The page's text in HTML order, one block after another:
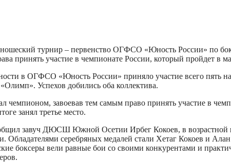
турнир – первенство ОГФСО «Юность России» по
принять участие в чемпионате России, который пройдет в
в ОГФСО «Юность России» приняло участие всего
Успехов добились оба коллектива.
завоевав тем самым право принять участие в
занял третье место.
завуч ДЮСШ Южной Осетии Ирбег Кокоев, в возрастной
Обладателями серебряных медалей стали Хетаг Кокоев и
боксеры вели равные бои со своими конкурентами и